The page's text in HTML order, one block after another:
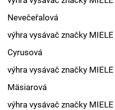
Nevečeřalová
výhra vysávač značky
Cyrusová
výhra vysávač značky
Mäsiarová
výhra vysávač značky